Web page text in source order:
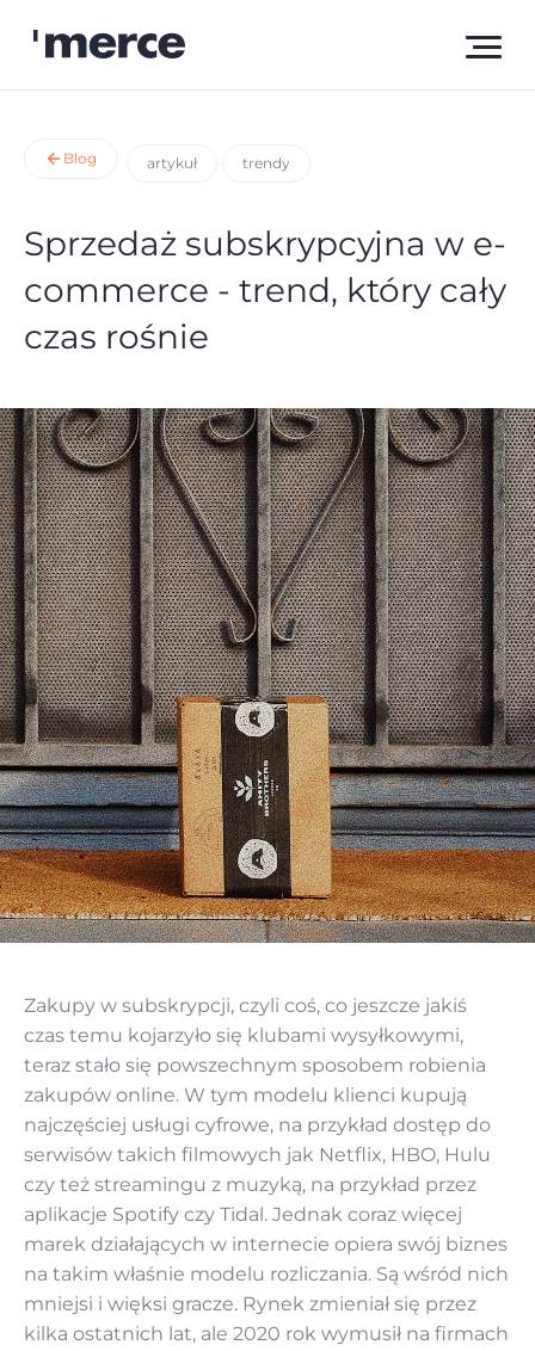
Blog artykuł trendy
Sprzedaż subskrypcyjna w e-
commerce - trend, który cały
czas rośnie
Zakupy w subskrypcji, czyli coś, co jeszcze jakiś
czas temu kojarzyło się klubami wysyłkowymi,
teraz stało się powszechnym sposobem robienia
zakupów online. W tym modelu klienci kupują
najczęściej usługi cyfrowe, na przykład dostęp do
serwisów takich filmowych jak Netflix, HBO, Hulu
czy też streamingu z muzyką, na przykład przez
aplikacje Spotify czy Tidal. Jednak coraz więcej
marek działających w internecie opiera swój biznes
na takim właśnie modelu rozliczania. Są wśród nich
mniejsi i więksi gracze. Rynek zmieniał się przez
kilka ostatnich lat, ale 2020 rok wymusił na firmach